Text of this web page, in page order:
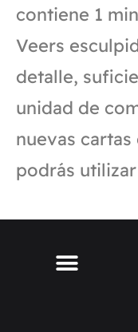
contiene 1
Veers
detalle,
unidad de
nuevas
podrás